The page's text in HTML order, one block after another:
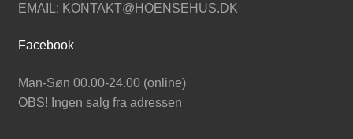
EMAIL: KONTAKT@HOENSEHUS.DK
Facebook
Man-Søn 00.00-24.00 (online)
OBS! Ingen salg fra adressen